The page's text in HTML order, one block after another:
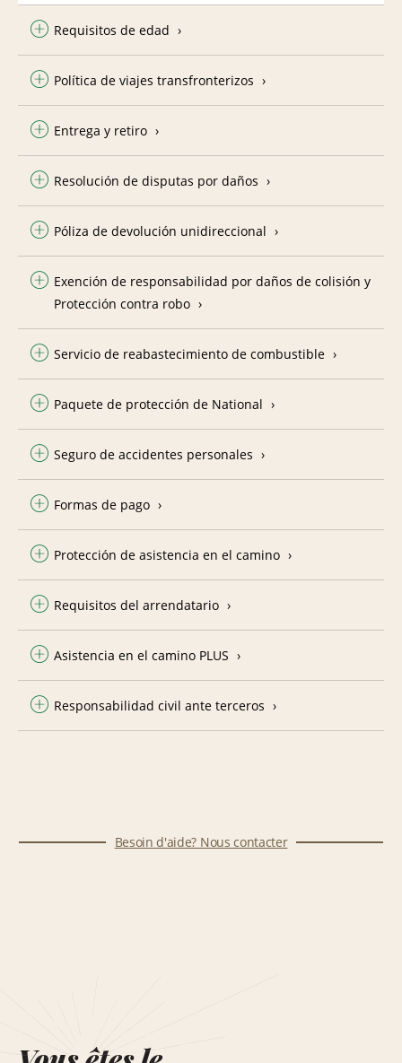
Requisitos de edad
Política de viajes transfronterizos
Entrega y retiro
Resolución de disputas por daños
Póliza de devolución unidireccional
Exención de responsabilidad por daños de colisión y
Protección contra robo
Servicio de reabastecimiento de combustible
Paquete de protección de National
Seguro de accidentes personales
Formas de pago
Protección de asistencia en el camino
Requisitos del arrendatario
Asistencia en el camino PLUS
Responsabilidad civil ante terceros
Besoin d'aide? Nous contacter